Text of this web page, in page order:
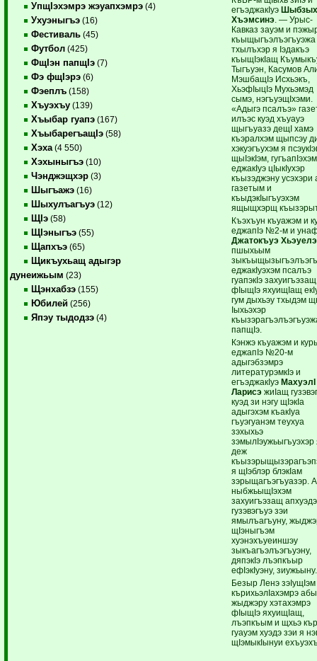
УпщIэхэмрэ жэуапхэмрэ (4)
Ухуэныгъэ (16)
Фестиваль (45)
Футбол (425)
ФщIэн папщIэ (7)
Фэ фщIэрэ (6)
Фэеплъ (158)
Хъуэхъу (139)
Хъыбар гуапэ (167)
ХъыбарегъащIэ (58)
Хэха (4 550)
Хэхыныгъэ (10)
Чэнджэщхэр (3)
Шыгъажэ (16)
Шыхулъагъуэ (12)
ЩIэ (58)
ЩIэныгъэ (55)
Щапхъэ (65)
Щикъухьащ адыгэр
дунеижьым (23)
Щэнхабзэ (155)
Юбилей (256)
Япэу тыдодзэ (4)
егъэджакIуэ
Хъэмсинэ . — Урыс-
Кавказ зауэм и
къыщыгъэлъэгъуэжа
тхылъхэр я Iэдакъэ
къыщIэкIащ
Тыгъуэн, Касумов
МэшбащIэ Исхьэкъ,
ХьэфIыцIэ Мухьэмэд
сымэ, нэгъуэщIхэми.
«Адыгэ псалъэ»
илъэс куэд хъуауэ
щыгъуазэ дещI хамэ
къэралхэм щыпсэу
хэкуэгъухэм я
щыIэкIэм,
еджакIуэ цIыкIухэр
къызэджэну усэхэри
газетым и
къыдэкIыгъуэхэм
ящыщхэрщ
Къэхъун къуажэм и
еджапIэ №2-м и
Джатокъуэ Хьэуелэ
пшыхьым
еджакIуэхэм псалъэ
гуапэкIэ
фIыщIэ яхуищIащ
гум дыхьэу тхыдэм
Iыхьэхэр
папщIэ.
Кэнжэ къуажэм и
еджапIэ №20-м
адыгэбзэмрэ
литературэмкIэ и
егъэджакIуэМахуэлI
Ларисэ жиIащ
куэд зи нэгу щIэкIа
адыгэхэм къакIуа
гъуэгуанэм теухуа
зэхыхьэ
зэмылIэужьыгъуэхэр
деж
я щIэблэр блэкIам
зэрыщагъэгъуазэр.
ныбжьыщIэхэм
захуигъэзащ апхуэдэ
гузэвэгъуэ зэи
ямылъагъуну,
щIэныгъэм
хуэнэхъуеиншэу
зыкъагъэлъэгъуэну,
дяпэкIэ лъэпкъыр
ефIэкIуэну, зиужьыну.
Безыр Ленэ зэIущIэм
кърихьэлIахэмрэ абы
жыджэру хэтахэмрэ
фIыщIэ яхуищIащ,
лъэпкъым и щхьэ
гуауэм хуэдэ зэи я
щIэмыкIынуи